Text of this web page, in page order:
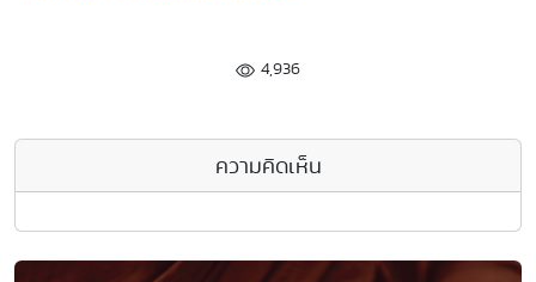
4,936
ความคิดเห็น